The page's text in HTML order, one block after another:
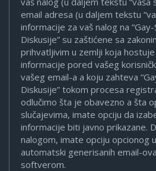
email adresa (u daljem tekstu
informacije za vaš nalog na
Diskusije” su zaštićene sa
prihvatljivim u zemlji koja hostuje
informacije pored vašeg
vašeg email-a a koju zahteva
Diskusije” tokom procesa
odlučimo šta je obavezno a šta
slučajevima, imate opciju da
informacije biti javno prikazane.
nalogom, imate opciju opcionog
automatski generisanih email-
softverom.